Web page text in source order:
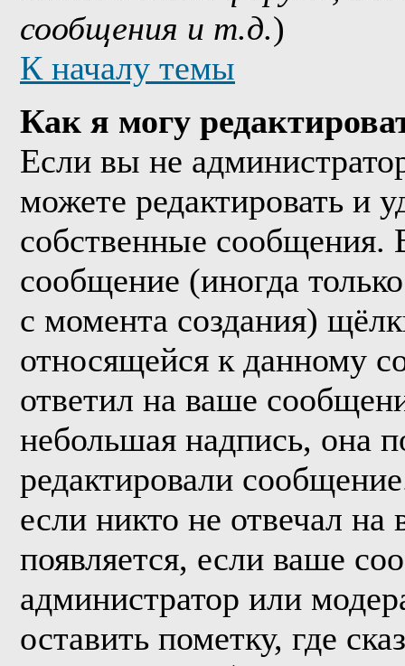
сообщения и т.д.)
К началу темы
Как я могу
Если вы не
можете редактировать и
собственные сообщения.
сообщение (иногда
с момента создания)
относящейся к данному
ответил на ваше
небольшая надпись, она
редактировали
если никто не отвечал
появляется, если ваше
администратор или
оставить пометку, где